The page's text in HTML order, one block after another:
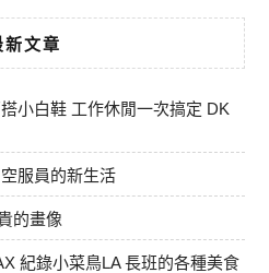
新文章
小白鞋 工作休閒一次搞定 DK
服員的新生活
的畫像
紀錄小菜鳥LA 長班的各種美食